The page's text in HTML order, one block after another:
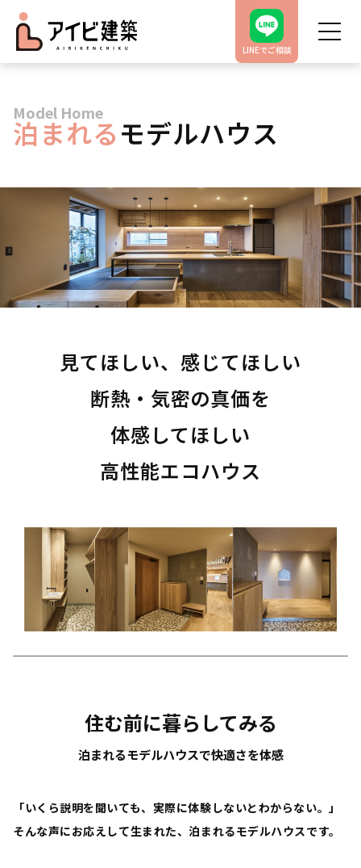
LINEでご相談
泊まれるモデルハウス
Model Home
見てほしい、感じてほしい
断熱・気密の真価を
体感してほしい
高性能エコハウス
住む前に暮らしてみる
泊まれるモデルハウスで快適さを体感
「いくら説明を聞いても、実際に体験しないとわからない。」
そんな声にお応えして生まれた、泊まれるモデルハウスです。